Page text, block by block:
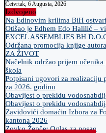
Četvrtak, 6 Augusta, 2026
Izdvojeno
Na Edinovim krilima BiH
Otišao je Edhem Edo Halilić –
EXCEL ASSEMBLIES BH
Održana promocija knjige
ZA ŽIVOT
Načelnik održao prijem
škola
Potpisani ugovori za realizaciju
za 2026. godinu
Obavijest o prekidu
Obavijest o prekidu
Zavidovići domaćin Izbora za
kantona 2026
Zovko Žepče: Oglas za posao